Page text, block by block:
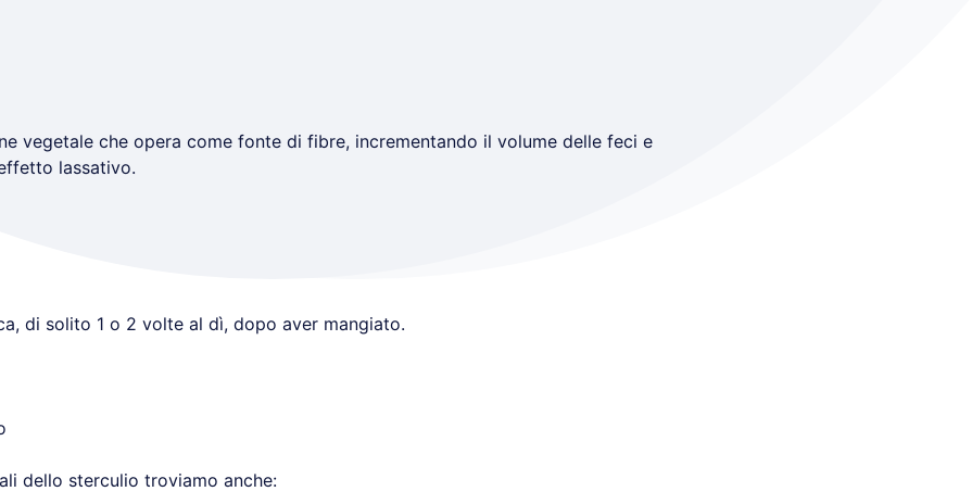
vegetale che opera come fonte di fibre, incrementando il volume delle feci e
lassativo.
di solito 1 o 2 volte al dì, dopo aver mangiato.
dello sterculio troviamo anche: